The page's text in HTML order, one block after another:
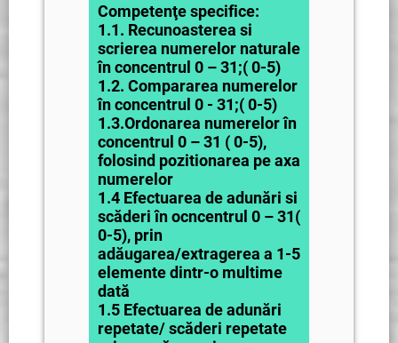
Competenţe specifice:
1.1. Recunoasterea si
scrierea numerelor naturale
în concentrul 0 – 31;( 0-5)
1.2. Compararea numerelor
în concentrul 0 - 31;( 0-5)
1.3.Ordonarea numerelor în
concentrul 0 – 31 ( 0-5),
folosind pozitionarea pe axa
numerelor
1.4 Efectuarea de adunări si
scăderi în ocncentrul 0 – 31(
0-5), prin
adăugarea/extragerea a 1-5
elemente dintr-o multime
dată
1.5 Efectuarea de adunări
repetate/ scăderi repetate